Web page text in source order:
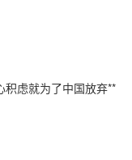
积虑就为了中国放弃**